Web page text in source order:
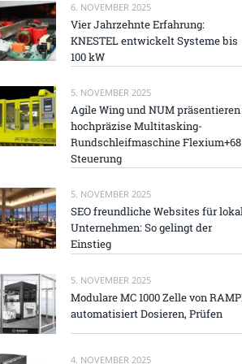
6. NOVEMBER 2025
Vier Jahrzehnte Erfahrung:
KNESTEL entwickelt Systeme bis
100 kW
5. NOVEMBER 2025
Agile Wing und NUM präsentieren
hochpräzise Multitasking-
Rundschleifmaschine Flexium+68
Steuerung
5. NOVEMBER 2025
SEO freundliche Websites für
Unternehmen: So gelingt der
Einstieg
5. NOVEMBER 2025
Modulare MC 1000 Zelle von
automatisiert Dosieren, Prüfen
4. NOVEMBER 2025